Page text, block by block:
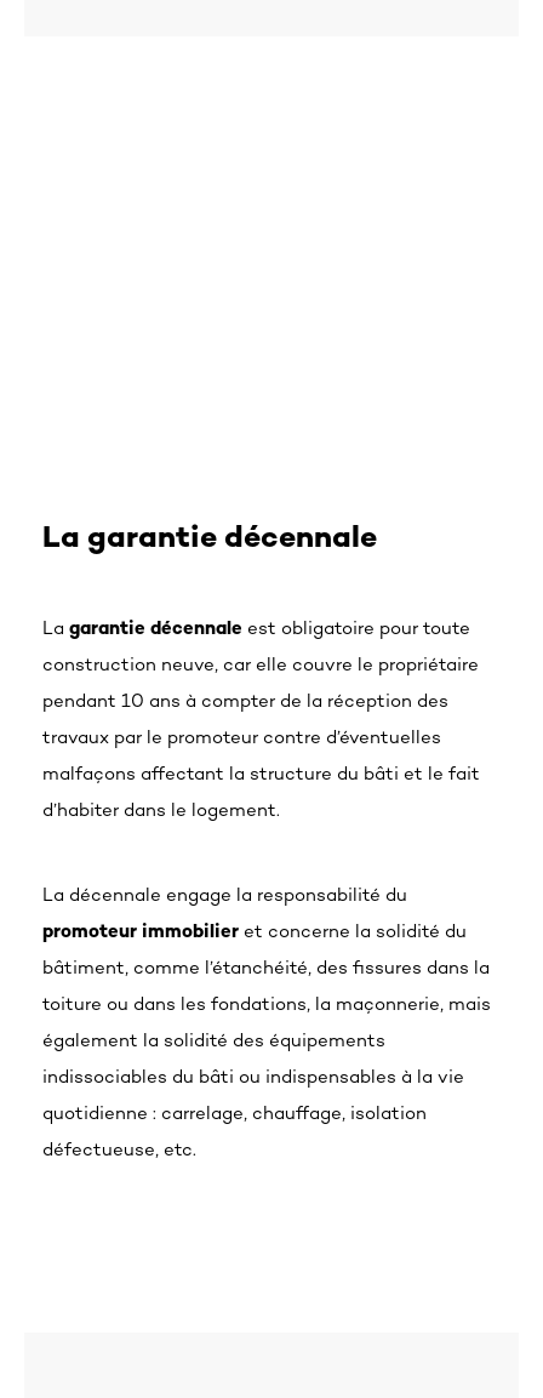
La garantie décennale
La garantie décennale est obligatoire pour toute
construction neuve, car elle couvre le propriétaire
pendant 10 ans à compter de la réception des
travaux par le promoteur contre d’éventuelles
malfaçons affectant la structure du bâti et le fait
d’habiter dans le logement.
La décennale engage la responsabilité du
promoteur immobilier et concerne la solidité du
bâtiment, comme l’étanchéité, des fissures dans la
toiture ou dans les fondations, la maçonnerie, mais
également la solidité des équipements
indissociables du bâti ou indispensables à la vie
quotidienne : carrelage, chauffage, isolation
défectueuse, etc.